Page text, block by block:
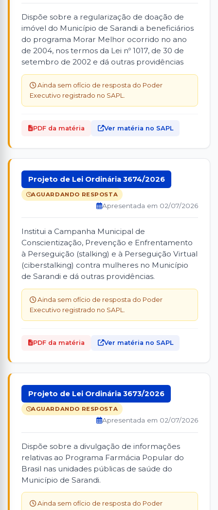
Dispõe sobre a regularização de doação de
imóvel do Município de Sarandi a beneficiários
do programa Morar Melhor ocorrido no ano
de 2004, nos termos da Lei nº 1017, de 30 de
setembro de 2002 e dá outras providências
Ainda sem ofício de resposta do Poder
Executivo registrado no SAPL.
PDF da matéria Ver matéria no SAPL
Projeto de Lei Ordinária 3674/2026
AGUARDANDO RESPOSTA
Apresentada em 02/07/2026
Institui a Campanha Municipal de
Conscientização, Prevenção e Enfrentamento
à Perseguição (stalking) e à Perseguição Virtual
(ciberstalking) contra mulheres no Município
de Sarandi e dá outras providências.
Ainda sem ofício de resposta do Poder
Executivo registrado no SAPL.
PDF da matéria Ver matéria no SAPL
Projeto de Lei Ordinária 3673/2026
AGUARDANDO RESPOSTA
Apresentada em 02/07/2026
Dispõe sobre a divulgação de informações
relativas ao Programa Farmácia Popular do
Brasil nas unidades públicas de saúde do
Município de Sarandi.
Ainda sem ofício de resposta do Poder